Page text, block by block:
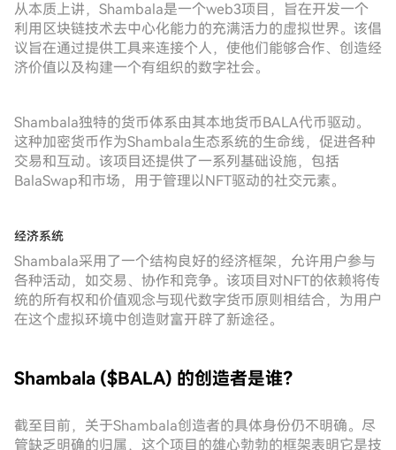
从本质上讲，Shambala是一个web3项目，旨在开发一个
利用区块链技术去中心化能力的充满活力的虚拟世界。该倡
议旨在通过提供工具来连接个人，使他们能够合作、创造经
济价值以及构建一个有组织的数字社会。
Shambala独特的货币体系由其本地货币BALA代币驱动。
这种加密货币作为Shambala生态系统的生命线，促进各种
交易和互动。该项目还提供了一系列基础设施，包括
BalaSwap和市场，用于管理以NFT驱动的社交元素。
经济系统
Shambala采用了一个结构良好的经济框架，允许用户参与
各种活动，如交易、协作和竞争。该项目对NFT的依赖将传
统的所有权和价值观念与现代数字货币原则相结合，为用户
在这个虚拟环境中创造财富开辟了新途径。
Shambala ($BALA) 的创造者是谁？
截至目前，关于Shambala创造者的具体身份仍不明确。尽
管缺乏明确的归属，这个项目的雄心勃勃的框架表明它是技